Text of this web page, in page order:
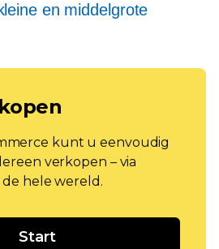
en middelgrote
kunt u eenvoudig
verkopen – via
hele wereld.
Start